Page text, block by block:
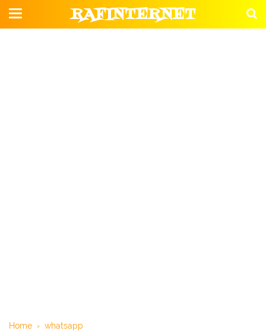
RAFINTERNET
Home › whatsapp